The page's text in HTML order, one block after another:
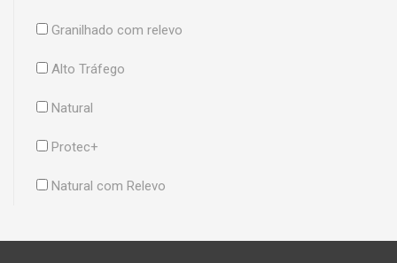
Granilhado com relevo
Alto Tráfego
Natural
Protec+
Natural com Relevo